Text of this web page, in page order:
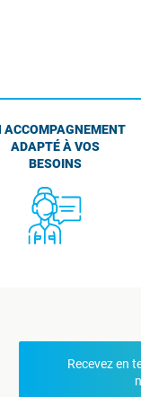
ACCOMPAGNEMENT
ADAPTÉ À VOS
BESOINS
Recevez en